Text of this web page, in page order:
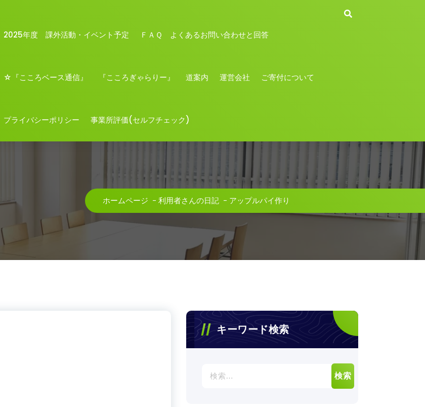
2025年度 課外活動・イベント予定 ＦＡＱ よくあるお問い合わせと回答
☆『こころベース通信』 『こころぎゃらりー』 道案内 運営会社 ご寄付について
プライバシーポリシー 事業所評価(セルフチェック)
ホームページ - 利用者さんの日記 - アップルパイ作り
キーワード検索